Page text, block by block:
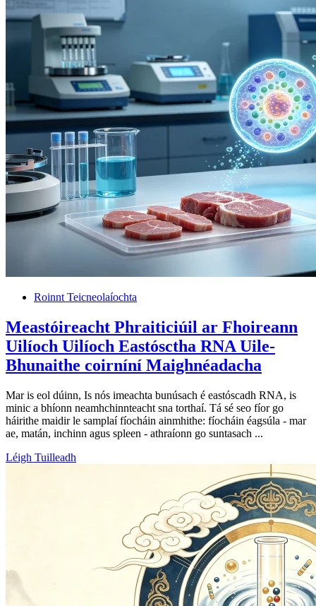
Roinnt Teicneolaíochta
Meastóireacht Phraiticiúil ar Fhoireann
Uilíoch Uilíoch Eastósctha RNA Uile-
Bhunaithe coirníní Maighnéadacha
Mar is eol dúinn, Is nós imeachta bunúsach é eastóscadh RNA, is
minic a bhíonn neamhchinnteacht sna torthaí. Tá sé seo fíor go
háirithe maidir le samplaí fíocháin ainmhithe: fíocháin éagsúla - mar
ae, matán, inchinn agus spleen - athraíonn go suntasach ...
Léigh Tuilleadh